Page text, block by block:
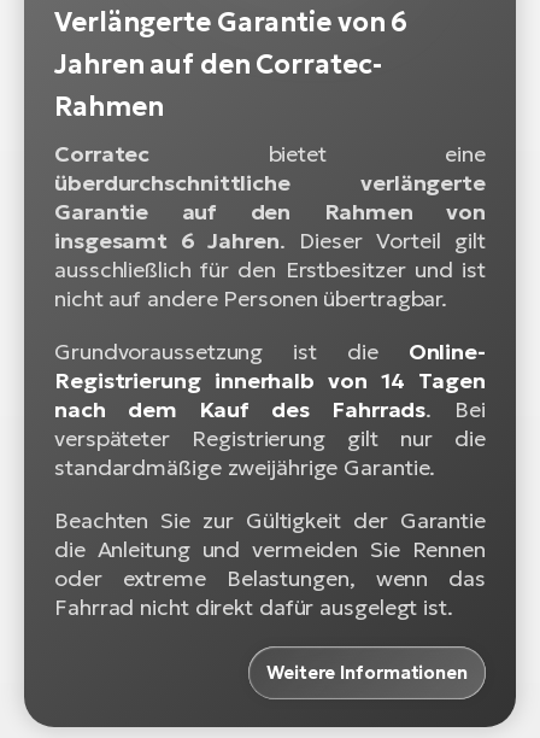
Verlängerte Garantie von 6
Jahren auf den Corratec-
Rahmen
Corratec bietet eine
überdurchschnittliche verlängerte
Garantie auf den Rahmen von
insgesamt 6 Jahren. Dieser Vorteil gilt
ausschließlich für den Erstbesitzer und ist
nicht auf andere Personen übertragbar.
Grundvoraussetzung ist die Online-
Registrierung innerhalb von 14 Tagen
nach dem Kauf des Fahrrads. Bei
verspäteter Registrierung gilt nur die
standardmäßige zweijährige Garantie.
Beachten Sie zur Gültigkeit der Garantie
die Anleitung und vermeiden Sie Rennen
oder extreme Belastungen, wenn das
Fahrrad nicht direkt dafür ausgelegt ist.
Weitere Informationen